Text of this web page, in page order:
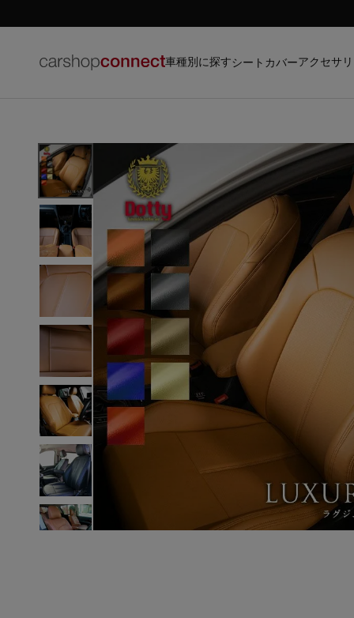
車種別に探すシートカバーアクセサ